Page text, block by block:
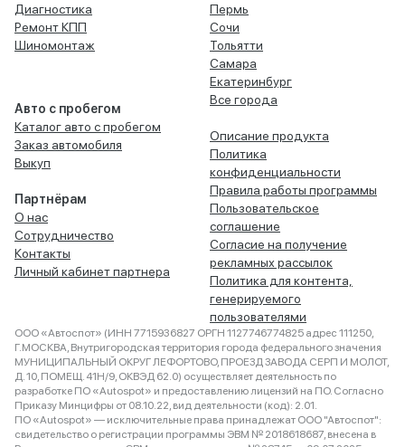
Диагностика
Ремонт КПП
Шиномонтаж
Авто с пробегом
Каталог авто с пробегом
Заказ автомобиля
Выкуп
Партнёрам
О нас
Сотрудничество
Контакты
Личный кабинет партнера
Пермь
Сочи
Тольятти
Самара
Екатеринбург
Все города
Описание продукта
Политика
конфиденциальности
Правила работы программы
Пользовательское
соглашение
Согласие на получение
рекламных рассылок
Политика для контента,
генерируемого
пользователями
ООО «Автоспот» (ИНН 7715936827 ОРГН 1127746774825 адрес 111250,
Г.МОСКВА, Внутригородская территория города федерального значения
МУНИЦИПАЛЬНЫЙ ОКРУГ ЛЕФОРТОВО, ПРОЕЗД ЗАВОДА СЕРП И МОЛОТ,
Д. 10, ПОМЕЩ. 41Н/9, ОКВЭД 62.0) осуществляет деятельность по
разработке ПО «Autospot» и предоставлению лицензий на ПО. Согласно
Приказу Минцифры от 08.10.22, вид деятельности (код): 2.01.
ПО «Autospot» — исключительные права принадлежат ООО "Автоспот":
свидетельство о регистрации программы ЭВМ № 2018618687, внесена в